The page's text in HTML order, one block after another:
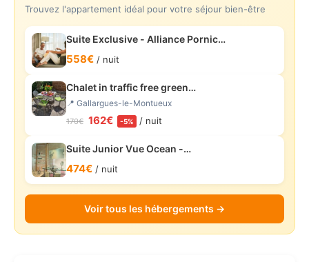
Trouvez l'appartement idéal pour votre séjour bien-être
Suite Exclusive - Alliance Pornic…
558€ / nuit
Chalet in traffic free green…
📍 Gallargues-le-Montueux
170€ 162€ -5% / nuit
Suite Junior Vue Ocean -…
474€ / nuit
Voir tous les hébergements →